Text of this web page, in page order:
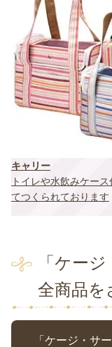
キャリー
トイレや水飲みケー
てつくられております
「ケー
全商品を
「ケージ・サ